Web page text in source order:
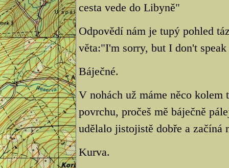
cesta vede do Libyně"
Odpovědí nám je tupý pohled
věta:"I'm sorry, but I don't
Báječné.
V nohách už máme něco
povrchu, pročeš mě báječně
udělalo jistojistě dobře a začíná
Kurva.